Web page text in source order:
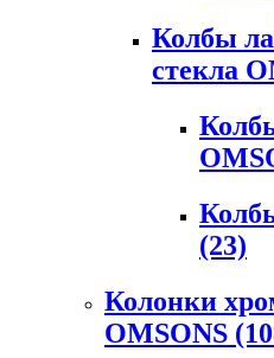
Колбы
стекла
(23)
Колонки
OMSONS